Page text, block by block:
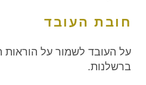
חובת העובד
על העובד לשמור על הוראות
ברשלנות.